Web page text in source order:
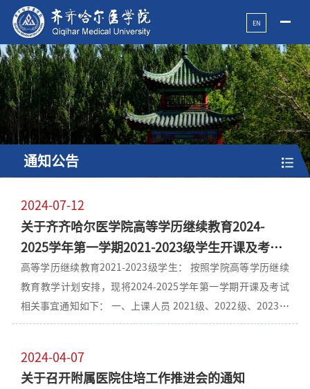
EN
通知公告
2024-07-12
关于齐齐哈尔医学院高等学历继续教育2024-
2025学年第一学期2021-2023级学生开课及考试
安排的通知
高等学历继续教育2021-2023级学生： 按照学院高等学历继续
教育教学计划安排，现将2024-2025学年第一学期开课及考试
相关事宜通知如下： 一、上课人员 2021级、2022级、2023级
高起本学生、2023级专升本学生。 二、开课时间 2024年8月24
学相结合等形式。 四、课程安排 各专业课程将由班主任在所在
班级QQ群中公布。 五、上课要求 学生需按照课程安排在规定
2024-04-07
关于召开附属医院住培工作推进会的通知